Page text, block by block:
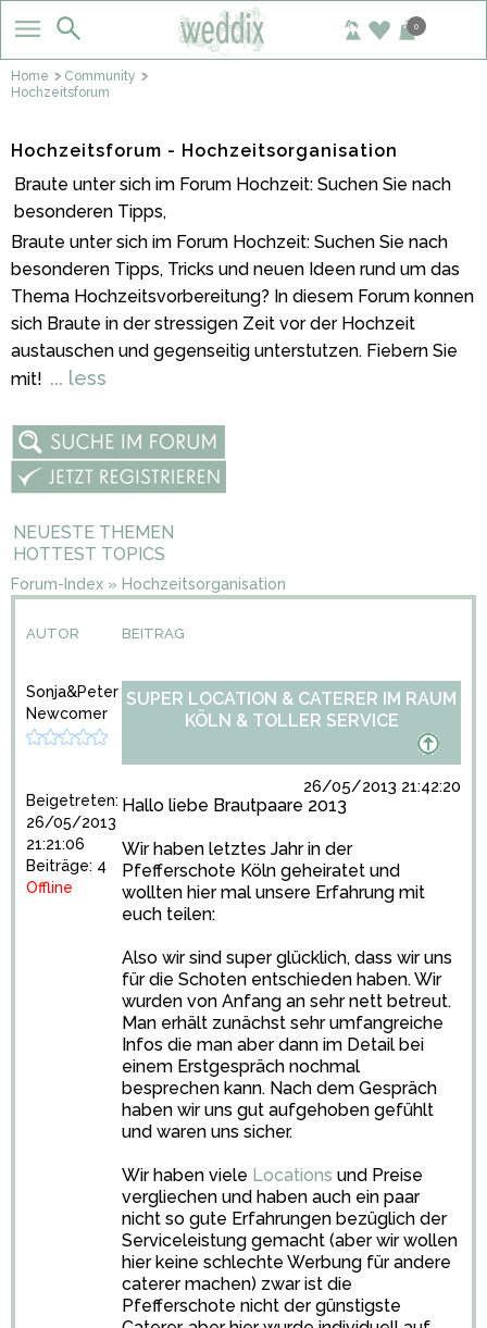
0
Home
Community
Hochzeitsforum
Hochzeitsforum - Hochzeitsorganisation
Braute unter sich im Forum Hochzeit: Suchen Sie nach
besonderen Tipps,
Braute unter sich im Forum Hochzeit: Suchen Sie nach
besonderen Tipps, Tricks und neuen Ideen rund um das
Thema Hochzeitsvorbereitung? In diesem Forum konnen
sich Braute in der stressigen Zeit vor der Hochzeit
austauschen und gegenseitig unterstutzen. Fiebern Sie
mit! ... less
NEUESTE THEMEN
HOTTEST TOPICS
Forum-Index » Hochzeitsorganisation
AUTOR BEITRAG
Sonja&Peter
Newcomer
Beigetreten:
26/05/2013
21:21:06
Beiträge: 4
Offline
SUPER LOCATION & CATERER IM RAUM
KÖLN & TOLLER SERVICE
26/05/2013 21:42:20
Hallo liebe Brautpaare 2013
Wir haben letztes Jahr in der
Pfefferschote Köln geheiratet und
wollten hier mal unsere Erfahrung mit
euch teilen:
Also wir sind super glücklich, dass wir uns
für die Schoten entschieden haben. Wir
wurden von Anfang an sehr nett betreut.
Man erhält zunächst sehr umfangreiche
Infos die man aber dann im Detail bei
einem Erstgespräch nochmal
besprechen kann. Nach dem Gespräch
haben wir uns gut aufgehoben gefühlt
und waren uns sicher.
Wir haben viele Locations und Preise
vergliechen und haben auch ein paar
nicht so gute Erfahrungen bezüglich der
Serviceleistung gemacht (aber wir wollen
hier keine schlechte Werbung für andere
caterer machen) zwar ist die
Pfefferschote nicht der günstigste